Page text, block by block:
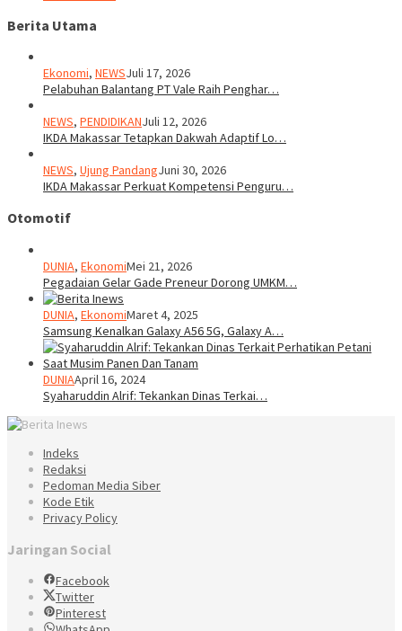
Berita Utama
Ekonomi, NEWSJuli 17, 2026
Pelabuhan Balantang PT Vale Raih Penghar…
NEWS, PENDIDIKANJuli 12, 2026
IKDA Makassar Tetapkan Dakwah Adaptif Lo…
NEWS, Ujung PandangJuni 30, 2026
IKDA Makassar Perkuat Kompetensi Penguru…
Otomotif
DUNIA, EkonomiMei 21, 2026
Pegadaian Gelar Gade Preneur Dorong UMKM…
DUNIA, EkonomiMaret 4, 2025
Samsung Kenalkan Galaxy A56 5G, Galaxy A…
DUNIAApril 16, 2024
Syaharuddin Alrif: Tekankan Dinas Terkai…
Indeks
Redaksi
Pedoman Media Siber
Kode Etik
Privacy Policy
Jaringan Social
Facebook
Twitter
Pinterest